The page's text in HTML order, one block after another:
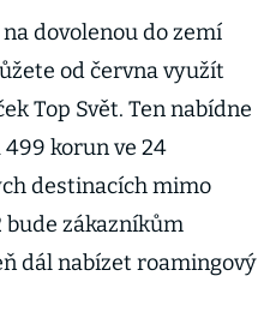
dovolenou do zemí
od června využít
Top Svět. Ten nabídne
korun ve 24
destinacích mimo
bude zákazníkům
dál nabízet roamingový